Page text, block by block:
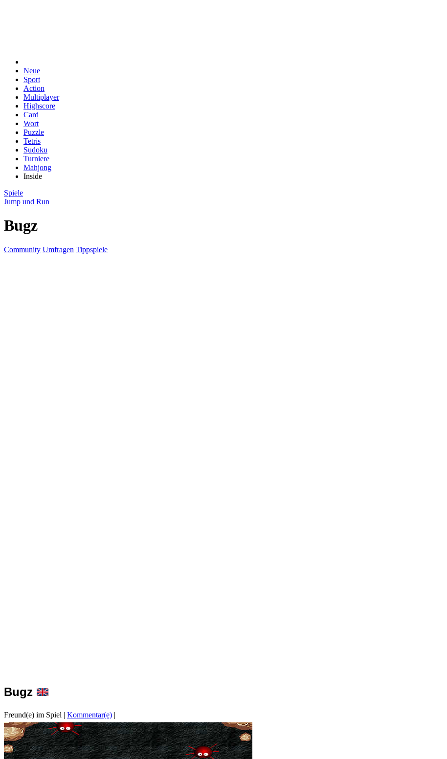
Neue
Sport
Action
Multiplayer
Highscore
Card
Wort
Puzzle
Tetris
Sudoku
Turniere
Mahjong
Inside
Spiele
Jump und Run
Bugz
Community Umfragen Tippspiele
Bugz
Freund(e) im Spiel | Kommentar(e) |